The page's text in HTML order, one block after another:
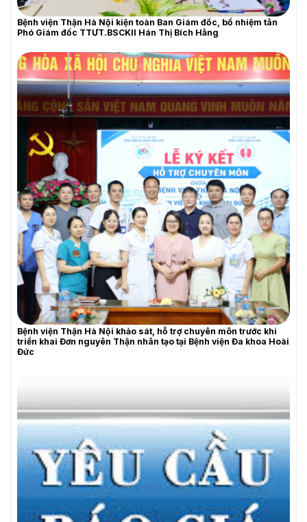
YÊU CẦU BÁO GIÁ
Bệnh viện Thận Hà Nội kiện toàn Ban Giám đốc, bổ nhiệm tân
Phó Giám đốc TTƯT.BSCKII Hán Thị Bích Hằng
Bệnh viện Thận Hà Nội khảo sát, hỗ trợ chuyên môn trước khi
triển khai Đơn nguyên Thận nhân tạo tại Bệnh viện Đa khoa Hoài
Đức